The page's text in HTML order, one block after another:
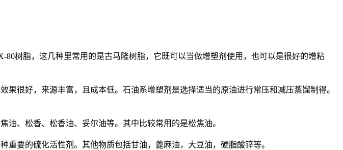
树脂，这几种里常用的是古马隆树脂，它既可以当做增塑剂使用，也可以是很好的增粘
好，来源丰富，且成本低。石油系增塑剂是选择适当的原油进行常压和减压蒸馏制得。
、松香、松香油、妥尔油等。其中比较常用的是松焦油。
要的硫化活性剂。其他物质包括甘油，蓖麻油，大豆油，硬脂酸锌等。